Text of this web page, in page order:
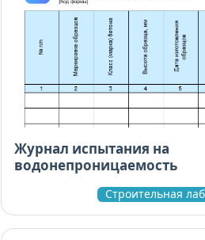
Журнал испытания на
водонепроницаемость
Строительная